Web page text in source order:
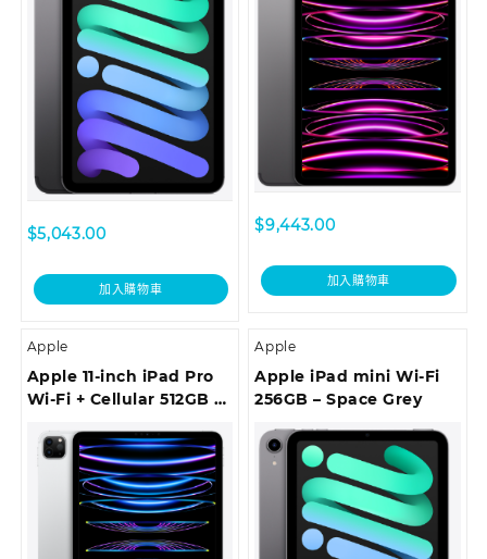
$5,043.00
加入購物車
$9,443.00
加入購物車
Apple
Apple 11-inch iPad Pro
Wi-Fi + Cellular 512GB –
Apple
Apple iPad mini Wi-Fi
256GB – Space Grey